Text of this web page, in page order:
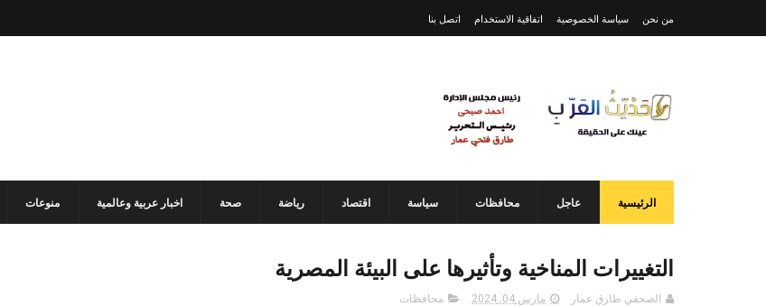
من نحن سياسة الخصوصية اتفاقية الاستخدام اتصل بنا
الرئيسية عاجل محافظات سياسة اقتصاد رياضة صحة اخبار عربية وعالمية منوعات
التغييرات المناخية وتأثيرها على البيئة المصرية
الصحفي طارق عمار مارس 04, 2024 محافظات